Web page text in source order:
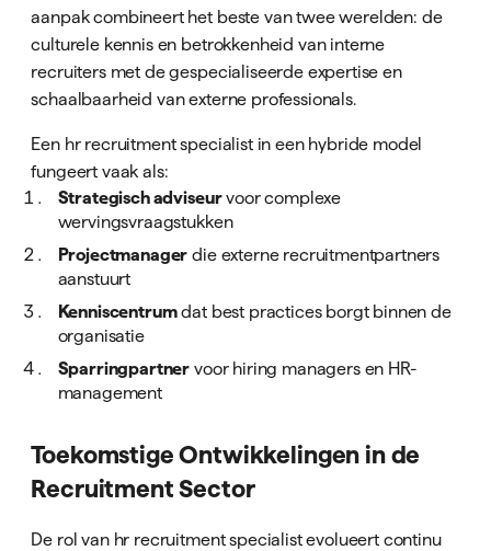
aanpak combineert het beste van twee werelden: de
culturele kennis en betrokkenheid van interne
recruiters met de gespecialiseerde expertise en
schaalbaarheid van externe professionals.
Een hr recruitment specialist in een hybride model
fungeert vaak als:
Strategisch adviseurvoor complexe
wervingsvraagstukken
Projectmanager die externe recruitmentpartners
aanstuurt
Kenniscentrumdat best practices borgt binnen de
organisatie
Sparringpartner voor hiring managers en HR-
management
Toekomstige Ontwikkelingen in de
Recruitment Sector
De rol van hr recruitment specialist evolueert continu